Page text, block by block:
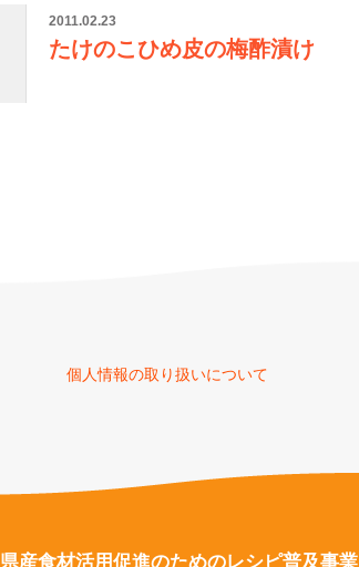
2011.02.23
たけのこひめ皮の梅酢漬け
個人情報の取り扱いについて
産食材活用促進のためのレシピ普及事業